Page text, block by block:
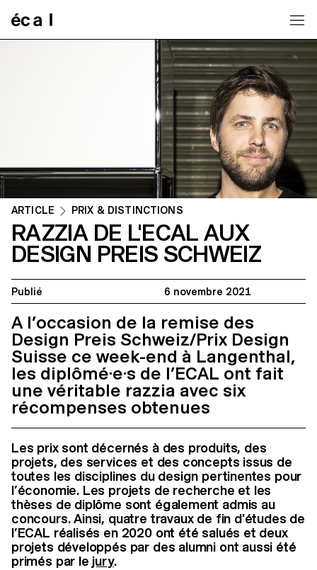
ARTICLE PRIX & DISTINCTIONS
RAZZIA DE L'ECAL AUX
DESIGN PREIS SCHWEIZ
Publié 6 novembre 2021
A l’occasion de la remise des
Design Preis Schweiz/Prix Design
Suisse ce week-end à Langenthal,
les diplômé·e·s de l’ECAL ont fait
une véritable razzia avec six
récompenses obtenues
Les prix sont décernés à des produits, des
projets, des services et des concepts issus de
toutes les disciplines du design pertinentes pour
l’économie. Les projets de recherche et les
thèses de diplôme sont également admis au
concours. Ainsi, quatre travaux de fin d'études de
l’ECAL réalisés en 2020 ont été salués et deux
projets développés par des alumni ont aussi été
primés par le jury.